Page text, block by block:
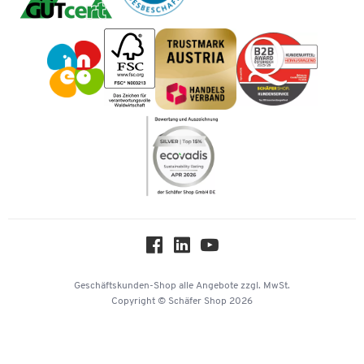
Tinte / Toner
Geschichte
Impressum
Karriere
Kataloge
Geschäftskunden-Shop alle Angebote zzgl. MwSt.
Copyright © Schäfer Shop 2026